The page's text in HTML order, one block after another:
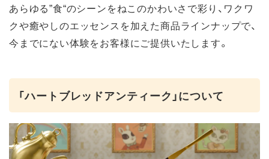
あらゆる”食“のシーンをねこのかわいさで彩り、ワクワ
クや癒やしのエッセンスを加えた商品ラインナップで、
今までにない体験をお客様にご提供いたします。
「ハートブレッドアンティーク」について